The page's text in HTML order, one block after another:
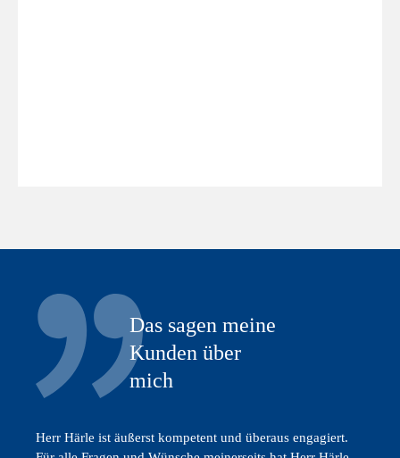
Das sagen meine
Kunden über
mich
Herr Härle ist äußerst kompetent und überaus engagiert.